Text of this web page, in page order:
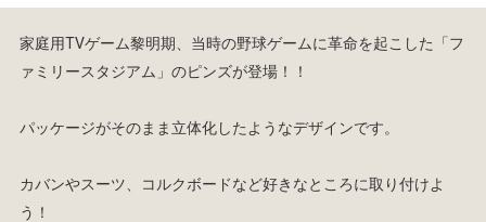
家庭用TVゲーム黎明期、当時の野球ゲームに革命を起こした「フ
ァミリースタジアム」のピンズが登場！！
パッケージがそのまま立体化したようなデザインです。
カバンやスーツ、コルクボードなど好きなところに取り付けよ
う！